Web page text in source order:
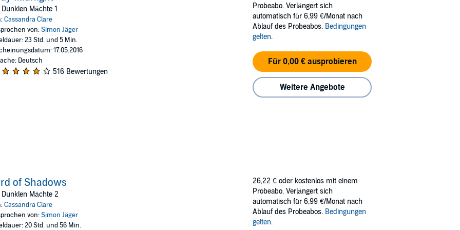
und Franca Fritz (P)2016 der Hörverlag
Dunklen Mächte 1
Cassandra Clare
von:Simon Jäger
23 Std. und 5 Min.
17.05.2016
Deutsch
516 Bewertungen
Probeabo. Verlängert sich
automatisch für 6,99 €/Monat nach
Ablauf des Probeabos. Bedingungen
gelten.
Für 0,00 € ausprobieren
Weitere Angebote
of Shadows
Dunklen Mächte 2
Cassandra Clare
von:Simon Jäger
20 Std. und 56 Min.
26,22 € oder kostenlos mit einem
Probeabo. Verlängert sich
automatisch für 6,99 €/Monat nach
Ablauf des Probeabos. Bedingungen
gelten.